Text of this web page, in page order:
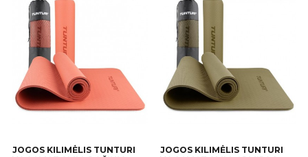
JOGOS KILIMĖLIS TUNTURI
JOGOS KILIMĖLIS TUNTURI